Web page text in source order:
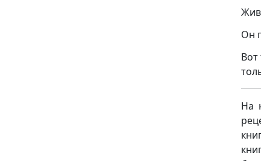
Он
Вот
На